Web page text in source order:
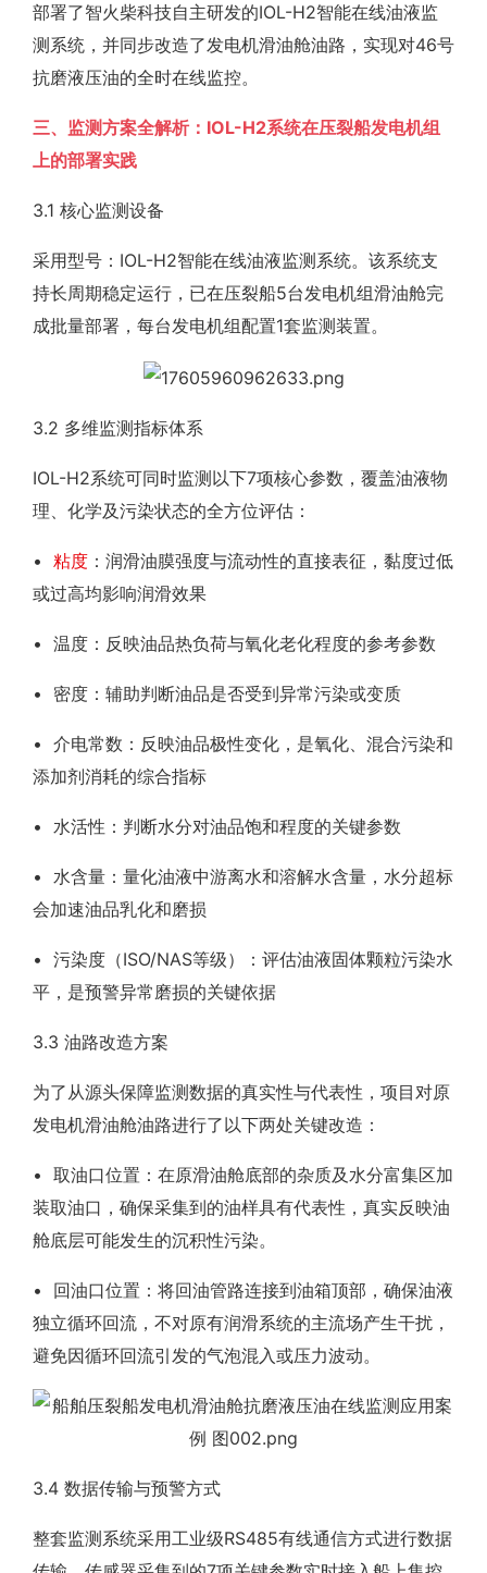
部署了智火柴科技自主研发的IOL-H2智能在线油液监
测系统，并同步改造了发电机滑油舱油路，实现对46号
抗磨液压油的全时在线监控。
三、监测方案全解析：IOL-H2系统在压裂船发电机组
上的部署实践
3.1 核心监测设备
采用型号：IOL-H2智能在线油液监测系统。该系统支
持长周期稳定运行，已在压裂船5台发电机组滑油舱完
成批量部署，每台发电机组配置1套监测装置。
3.2 多维监测指标体系
IOL-H2系统可同时监测以下7项核心参数，覆盖油液物
理、化学及污染状态的全方位评估：
• 粘度 ：润滑油膜强度与流动性的直接表征，黏度过低
或过高均影响润滑效果
• 温度：反映油品热负荷与氧化老化程度的参考参数
• 密度：辅助判断油品是否受到异常污染或变质
• 介电常数：反映油品极性变化，是氧化、混合污染和
添加剂消耗的综合指标
• 水活性：判断水分对油品饱和程度的关键参数
• 水含量：量化油液中游离水和溶解水含量，水分超标
会加速油品乳化和磨损
• 污染度（ISO/NAS等级）：评估油液固体颗粒污染水
平，是预警异常磨损的关键依据
3.3 油路改造方案
为了从源头保障监测数据的真实性与代表性，项目对原
发电机滑油舱油路进行了以下两处关键改造：
• 取油口位置：在原滑油舱底部的杂质及水分富集区加
装取油口，确保采集到的油样具有代表性，真实反映油
舱底层可能发生的沉积性污染。
• 回油口位置：将回油管路连接到油箱顶部，确保油液
独立循环回流，不对原有润滑系统的主流场产生干扰，
避免因循环回流引发的气泡混入或压力波动。
3.4 数据传输与预警方式
整套监测系统采用工业级RS485有线通信方式进行数据